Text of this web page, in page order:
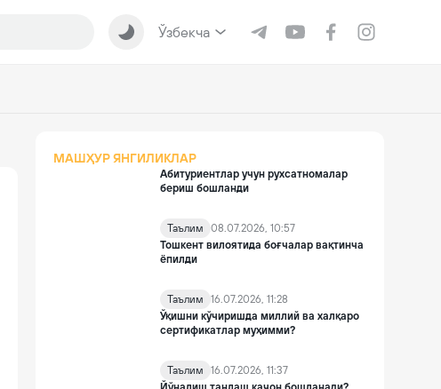
Ўзбекча
МАШҲУР ЯНГИЛИКЛАР
Абитуриентлар учун рухсатномалар
бериш бошланди
Таълим
08.07.2026, 10:57
Тошкент вилоятида боғчалар вақтинча
ёпилди
Таълим
16.07.2026, 11:28
Ўқишни кўчиришда миллий ва халқаро
сертификатлар муҳимми?
Таълим
16.07.2026, 11:37